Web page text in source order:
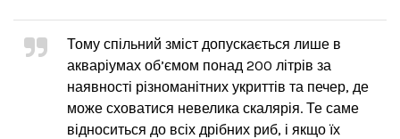
Тому спільний зміст допускається лише в
акваріумах об’ємом понад 200 літрів за
наявності різноманітних укриттів та печер, де
може сховатися невелика скалярія. Те саме
відноситься до всіх дрібних риб, і якщо їх